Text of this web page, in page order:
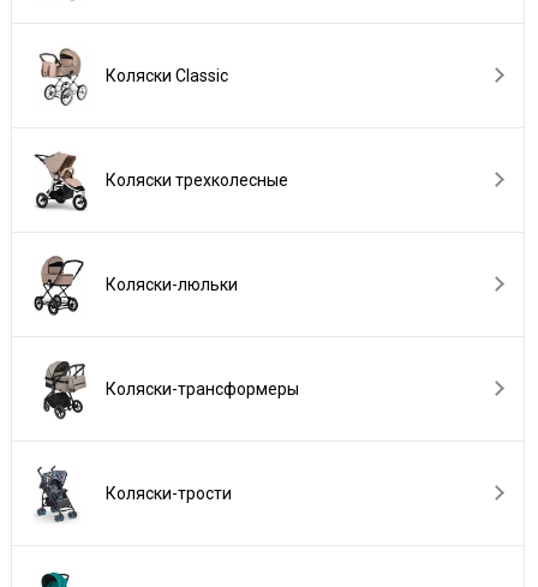
Коляски Сlassic
Коляски трехколесные
Коляски-люльки
Коляски-трансформеры
Коляски-трости